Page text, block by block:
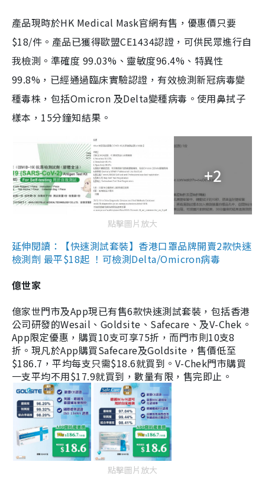
產品現時於HK Medical Mask官網有售，優惠價只要
$18/件。產品已獲得歐盟CE1434認證，可供民眾進行自
我檢測。準確度 99.03%、靈敏度96.4%、特異性
99.8%，已經通過臨床實驗認證，有效檢測新冠病毒變
種毒株，包括Omicron 及Delta變種病毒。使用鼻拭子
樣本，15分鐘知結果。
+2
點擊圖片放大
延伸閱讀：【快速測試套裝】香港口罩品牌開賣2款快速
檢測劑 最平$18起 ！可檢測Delta/Omicron病毒
億世家
億家世門市及App現已有售6款快速測試套裝，包括香港
公司研發的Wesail、Goldsite、Safecare、及V-Chek。
App限定優惠，購買10支可享75折，而門市則10支8
折。現凡於App購買Safecare及Goldsite，售價低至
$186.7，平均每支只需$18.6就買到。V-Chek門市購買
一支平均不用$17.9就買到，數量有限，售完即止。
點擊圖片放大